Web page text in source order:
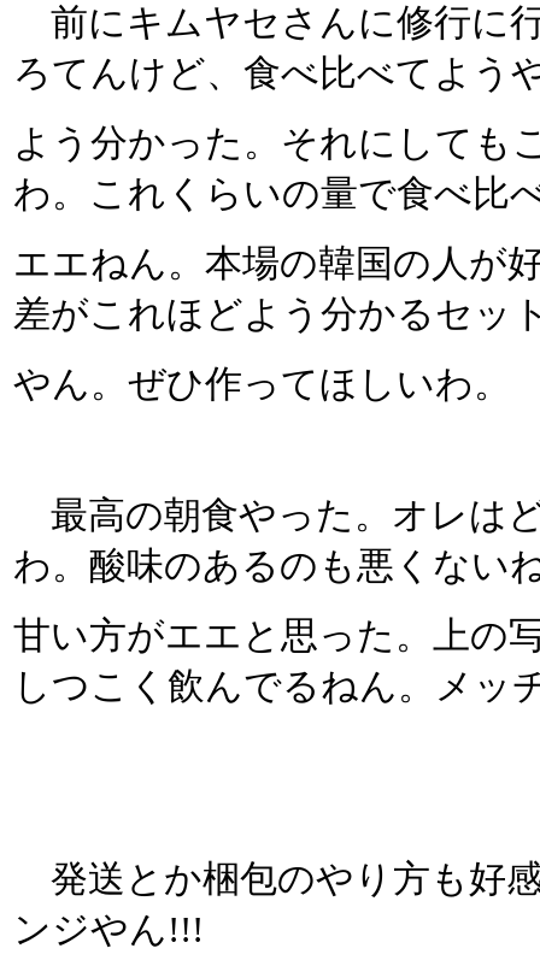
前にキムヤセさんに修行に
ろてんけど、食べ比べてよう
よう分かった。それにしても
わ。これくらいの量で食べ比
エエねん。本場の韓国の人が
差がこれほどよう分かるセッ
やん。ぜひ作ってほしいわ。
最高の朝食やった。オレは
わ。酸味のあるのも悪くない
甘い方がエエと思った。上の
しつこく飲んでるねん。メッ
発送とか梱包のやり方も好
ンジやん!!!